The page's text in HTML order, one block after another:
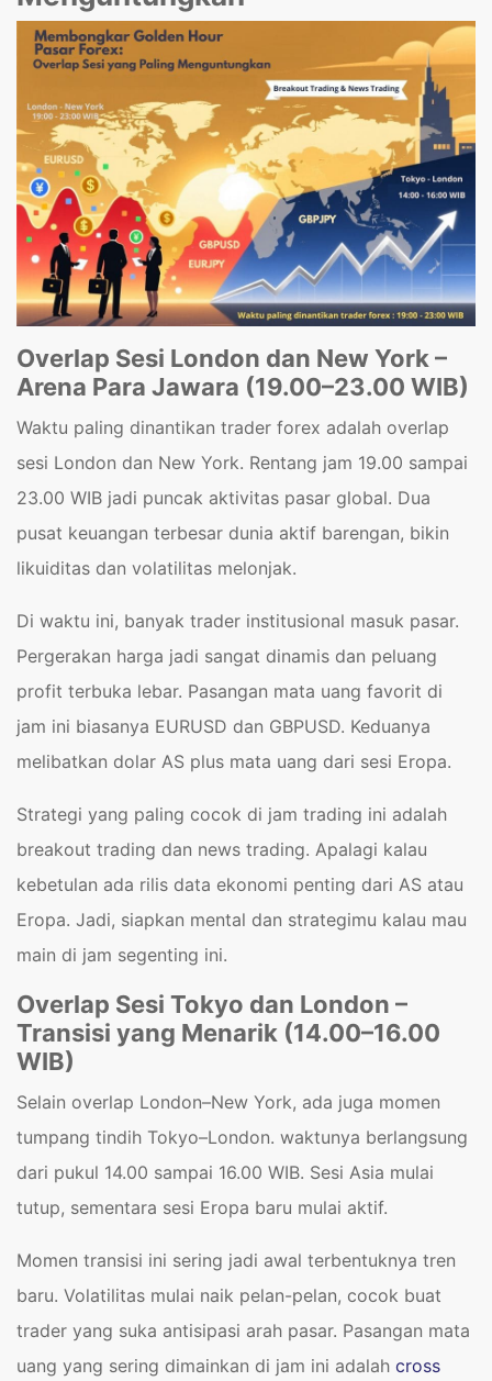
Overlap Sesi London dan New York –
Arena Para Jawara (19.00–23.00 WIB)
Waktu paling dinantikan trader forex adalah overlap
sesi London dan New York. Rentang jam 19.00 sampai
23.00 WIB jadi puncak aktivitas pasar global. Dua
pusat keuangan terbesar dunia aktif barengan, bikin
likuiditas dan volatilitas melonjak.
Di waktu ini, banyak trader institusional masuk pasar.
Pergerakan harga jadi sangat dinamis dan peluang
profit terbuka lebar. Pasangan mata uang favorit di
jam ini biasanya EURUSD dan GBPUSD. Keduanya
melibatkan dolar AS plus mata uang dari sesi Eropa.
Strategi yang paling cocok di jam trading ini adalah
breakout trading dan news trading. Apalagi kalau
kebetulan ada rilis data ekonomi penting dari AS atau
Eropa. Jadi, siapkan mental dan strategimu kalau mau
main di jam segenting ini.
Overlap Sesi Tokyo dan London –
Transisi yang Menarik (14.00–16.00
WIB)
Selain overlap London–New York, ada juga momen
tumpang tindih Tokyo–London. waktunya berlangsung
dari pukul 14.00 sampai 16.00 WIB. Sesi Asia mulai
tutup, sementara sesi Eropa baru mulai aktif.
Momen transisi ini sering jadi awal terbentuknya tren
baru. Volatilitas mulai naik pelan-pelan, cocok buat
trader yang suka antisipasi arah pasar. Pasangan mata
uang yang sering dimainkan di jam ini adalah cross